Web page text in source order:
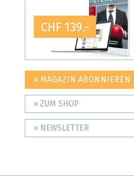
CHF 139.-
» MAGAZIN ABONNIEREN
» ZUM SHOP
» NEWSLETTER